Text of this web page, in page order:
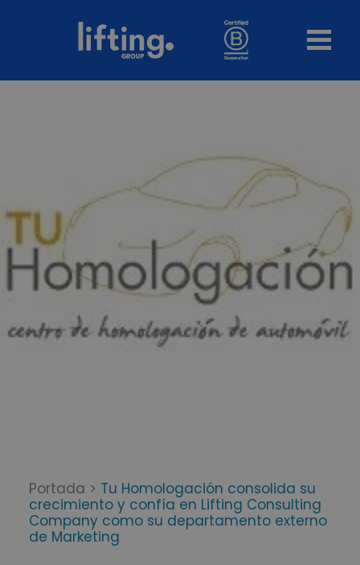
Portada > Tu Homologación consolida su
crecimiento y confía en Lifting Consulting
Company como su departamento externo
de Marketing